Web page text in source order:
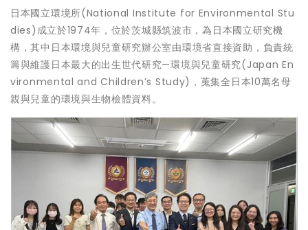
日本國立環境所(National Institute for Environmental Stu
dies)成立於1974年，位於茨城縣筑波市，為日本國立研究機
構，其中日本環境與兒童研究辦公室由環境省直接資助，負責統
籌與維護日本最大的出生世代研究—環境與兒童研究(Japan En
vironmental and Children’s Study)，蒐集全日本10萬名母
親與兒童的環境與生物檢體資料。